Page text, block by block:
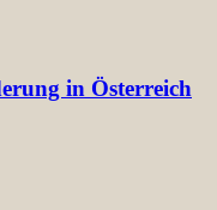
in Österreich